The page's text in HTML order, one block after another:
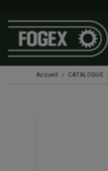
Accueil CATALOGUE